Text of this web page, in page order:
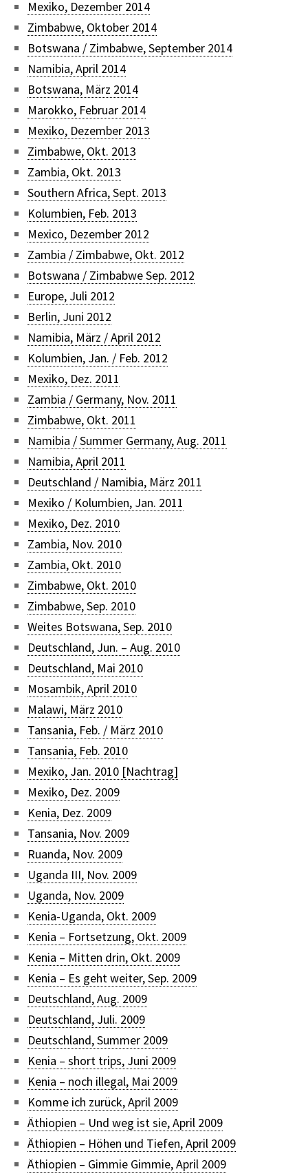
Mexiko, Dezember 2014
Zimbabwe, Oktober 2014
Botswana / Zimbabwe, September 2014
Namibia, April 2014
Botswana, März 2014
Marokko, Februar 2014
Mexiko, Dezember 2013
Zimbabwe, Okt. 2013
Zambia, Okt. 2013
Southern Africa, Sept. 2013
Kolumbien, Feb. 2013
Mexico, Dezember 2012
Zambia / Zimbabwe, Okt. 2012
Botswana / Zimbabwe Sep. 2012
Europe, Juli 2012
Berlin, Juni 2012
Namibia, März / April 2012
Kolumbien, Jan. / Feb. 2012
Mexiko, Dez. 2011
Zambia / Germany, Nov. 2011
Zimbabwe, Okt. 2011
Namibia / Summer Germany, Aug. 2011
Namibia, April 2011
Deutschland / Namibia, März 2011
Mexiko / Kolumbien, Jan. 2011
Mexiko, Dez. 2010
Zambia, Nov. 2010
Zambia, Okt. 2010
Zimbabwe, Okt. 2010
Zimbabwe, Sep. 2010
Weites Botswana, Sep. 2010
Deutschland, Jun. – Aug. 2010
Deutschland, Mai 2010
Mosambik, April 2010
Malawi, März 2010
Tansania, Feb. / März 2010
Tansania, Feb. 2010
Mexiko, Jan. 2010 [Nachtrag]
Mexiko, Dez. 2009
Kenia, Dez. 2009
Tansania, Nov. 2009
Ruanda, Nov. 2009
Uganda III, Nov. 2009
Uganda, Nov. 2009
Kenia-Uganda, Okt. 2009
Kenia – Fortsetzung, Okt. 2009
Kenia – Mitten drin, Okt. 2009
Kenia – Es geht weiter, Sep. 2009
Deutschland, Aug. 2009
Deutschland, Juli. 2009
Deutschland, Summer 2009
Kenia – short trips, Juni 2009
Kenia – noch illegal, Mai 2009
Komme ich zurück, April 2009
Äthiopien – Und weg ist sie, April 2009
Äthiopien – Höhen und Tiefen, April 2009
Äthiopien – Gimmie Gimmie, April 2009